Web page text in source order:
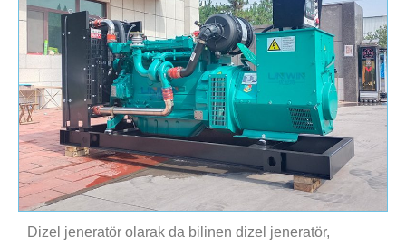
Dizel jeneratör olarak da bilinen dizel jeneratör,